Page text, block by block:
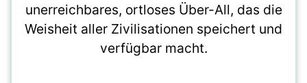
unerreichbares, ortloses Über-All, das die
Weisheit aller Zivilisationen speichert und
verfügbar macht.